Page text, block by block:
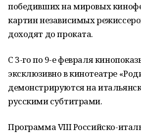
победивших на мировых
картин независимых
доходят до проката.
С 3-го по 9-е февраля
эксклюзивно в кинотеатре
демонстрируются на
русскими субтитрами.
Программа VIII Российско-